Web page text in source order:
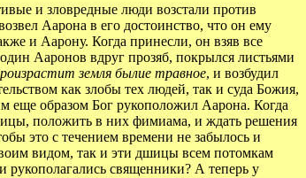
и зловредные люди возстали против
Аарона в его достоинство, что он ему
и Аарону. Когда принесли, он взяв все
Ааронов вдруг прозяб, покрылся листьями
земля былие травное, и возбудил
как злобы тех людей, так и суда Божия,
еще образом Бог рукоположил Аарона. Когда
положить в них фимиама, и ждать решения
это с течением времени не забылось и
видом, так и эти дшицы всем потомкам
рукополагались священники? А теперь у